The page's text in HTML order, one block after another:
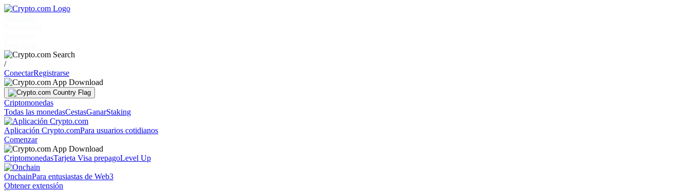
/
ConectarRegistrarse
Criptomonedas
Todas las monedasCestasGanarStaking
Aplicación Crypto.comPara usuarios cotidianos
Comenzar
CriptomonedasTarjeta Visa prepagoLevel Up
OnchainPara entusiastas de Web3
Obtener extensión